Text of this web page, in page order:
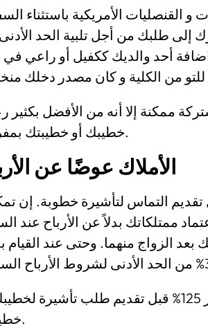
الأمريكية باستثناء
إلى طلبك من أجل تلبية الحد
أحد والديك ككفيل أو راعي
ممكنة إلا أنه من الأفضل بكثير
خطيبك أو خطيبتك بمفردك.
الأملاك عوضًا عن
تقديم التماس لتأشيرة خطوبة. إن
ممتلكاتك بدلاً عن الأرباح عند
الزواج منهما. وحتى عند القيام
لذلك من الأفضل التأكد من أنك مؤهل بموجب معيار 125% قبل تقديم طلب
خطيبتك.